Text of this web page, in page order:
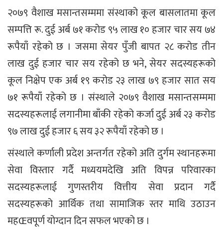
२०७९ वैशाख मसान्तसम्ममा संस्थाको कूल बासलातमा कूल
सम्पत्ति रू. दुई अर्ब ७१ करोड ९५ लाख १० हजार चार सय ७४
रूपैयाँ रहेको छ । जसमा सेयर पुँजी बापत २८ करोड तीन
लाख दुई हजार चार सय रहेको छ भने, सेयर सदस्यहरूको
कूल निक्षेप एक अर्ब १९ करोड २३ लाख ७९ हजार सात सय
७१ रूपैयाँ रहेको छ । संस्थाले २०७९ वैशाख मसान्तसम्ममा
सदस्यहरूलाई लगानीमा बाँकी रहेको कर्जा दुई अर्ब २३ करोड
९७ लाख दुई हजार ६ सय ३२ रूपैयाँ रहेको छ ।
संस्थाले कर्णाली प्रदेश अन्तर्गत रहेको अति दुर्गम स्थानहरूमा
सेवा विस्तार गर्दै मध्ययमदेखि अति विपन्न परिवारका
सदस्यहरूलाई गुणस्तरीय वित्तीय सेवा प्रदान गर्दै
सदस्यहरूको आर्थिक तथा सामाजिक स्तर माथि उठाउन
महŒवपूर्ण योग्दान दिन सफल भएको छ ।